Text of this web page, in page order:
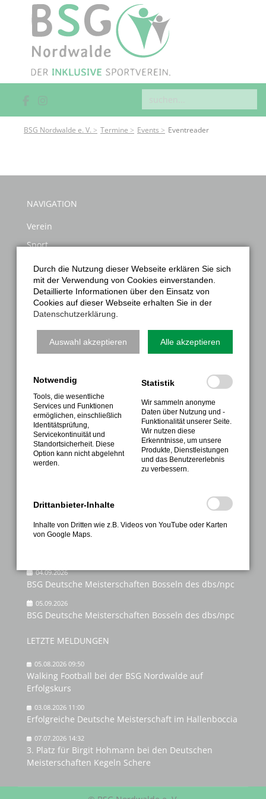
BSG Nordwalde e. V. Termine Events Eventreader
NAVIGATION
Verein
Sport
Gesundheitssport
Sportabzeichen
Termine
Kontakte
Anmeldung
FAQ
Kontakt
Galerie
Nutzungsbedingungen
Impressum
04.09.2026
BSG Deutsche Meisterschaften Bosseln des dbs/npc
05.09.2026
BSG Deutsche Meisterschaften Bosseln des dbs/npc
LETZTE MELDUNGEN
05.08.2026 09:50
Walking Football bei der BSG Nordwalde auf
Erfolgskurs
03.08.2026 11:00
Erfolgreiche Deutsche Meisterschaft im Hallenboccia
07.07.2026 14:32
3. Platz für Birgit Hohmann bei den Deutschen
Meisterschaften Kegeln Schere
Durch die Nutzung dieser Webseite erklären Sie sich
mit der Verwendung von Cookies einverstanden.
Detaillierte Informationen über den Einsatz von
Cookies auf dieser Webseite erhalten Sie in der
Datenschutzerklärung
Auswahl akzeptieren Alle akzeptieren
Notwendig
Tools, die wesentliche
Services und Funktionen
ermöglichen, einschließlich
Identitätsprüfung,
Servicekontinuität und
Standortsicherheit. Diese
Option kann nicht abgelehnt
werden.
Statistik
Wir sammeln anonyme
Daten über Nutzung und -
Funktionalität unserer Seite.
Wir nutzen diese
Erkenntnisse, um unsere
Produkte, Dienstleistungen
und das Benutzererlebnis
zu verbessern.
Drittanbieter-Inhalte
Inhalte von Dritten wie z.B. Videos von YouTube oder Karten
von Google Maps.